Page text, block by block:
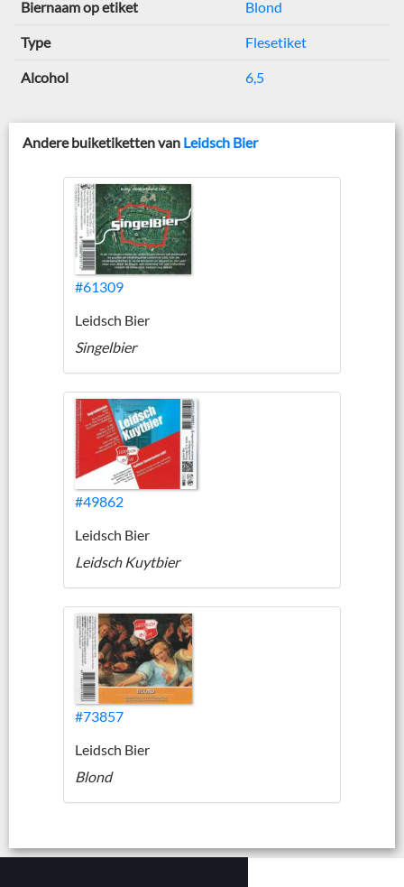
Biernaam op etiket Blond
Type Flesetiket
Alcohol 6,5
Andere buiketiketten van Leidsch Bier
#61309
Leidsch Bier
Singelbier
#49862
Leidsch Bier
Leidsch Kuytbier
#73857
Leidsch Bier
Blond